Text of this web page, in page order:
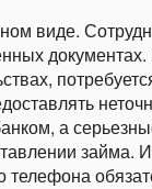
виде.
а
займа.